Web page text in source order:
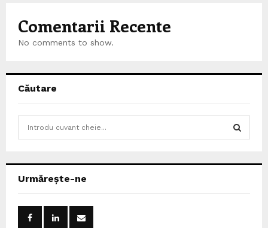
Comentarii Recente
No comments to show.
Căutare
h
Urmărește-ne